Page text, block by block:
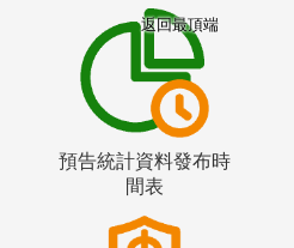
預告統計資料發布時
間表
返回最頂端